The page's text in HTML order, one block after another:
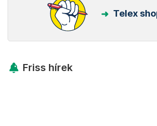
Telex
Friss hírek